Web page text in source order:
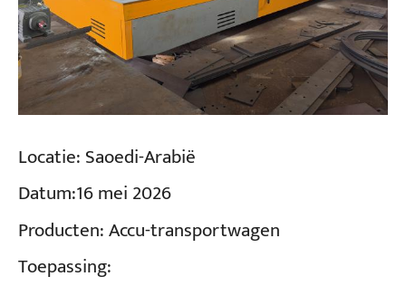
Locatie: Saoedi-Arabië
Datum:16 mei 2026
Producten:Accu-transportwagen
Toepassing: